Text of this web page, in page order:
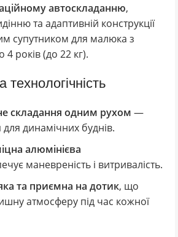
автоскладанню,
та адаптивній конструкції
супутником для малюка з
років (до 22 кг).
технологічність
складання одним рухом —
динамічних буднів.
алюмінієва
маневреність і витривалість.
та приємна на дотик, що
атмосферу під час кожної